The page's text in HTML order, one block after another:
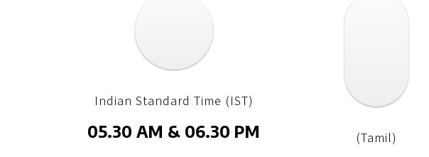
Indian Standard Time (IST)
05.30 AM & 06.30 PM (Tamil)